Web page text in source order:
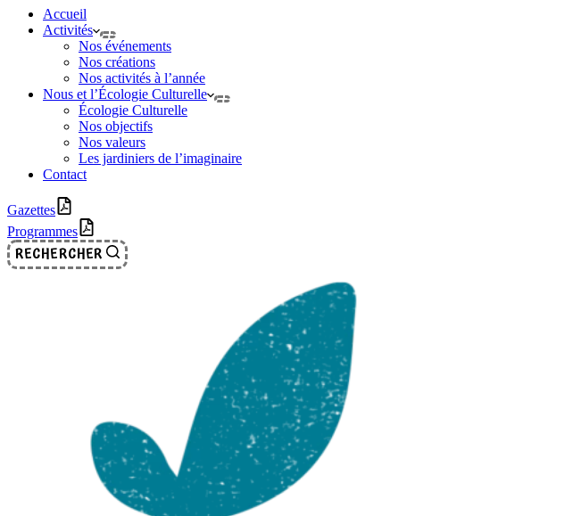
Accueil
Activités
Nos événements
Nos créations
Nos activités à l’année
Nous et l’Écologie Culturelle
Écologie Culturelle
Nos objectifs
Nos valeurs
Les jardiniers de l’imaginaire
Contact
Gazettes
Programmes
RECHERCHER